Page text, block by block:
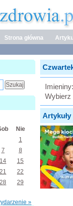
Strona główna
Wybierz
Nie
1
7
8
14
15
21
22
28
29
»